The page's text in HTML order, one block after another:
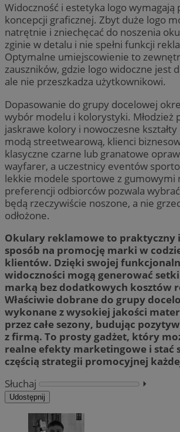
Widoczność i estetyka logo wymagają
koncepcji graficznej. Zbyt duże logo
natrętnie i zniechęcać do noszenia
zginie w detalu i nie spełni funkcji
Optymalne umiejscowienie to
zauszników, gdzie logo widoczne jest
ale nie przeszkadza użytkownikowi.
Dopasowanie do grupy docelowej
wybór modelu i kolorystyki. Młodzież
jaskrawe kolory i nowoczesne
modą streetwearową, klienci
klasyczne czarne lub granatowe
wayfarer, a uczestnicy eventów
lekkie modele sportowe z gumowymi
preferencji odbiorców pozwala
będą rzeczywiście noszone, a nie
odłożone.
Okulary reklamowe to praktyczny
sposób na promocję marki w
klientów. Dzięki swojej
widoczności mogą generować
marką bez dodatkowych kosztów
Właściwie dobrane do grupy
wykonane z wysokiej jakości
przez całe sezony, budując
z firmą. To prosty gadżet, który
realne efekty marketingowe i stać
częścią strategii promocyjnej
Słuchaj
⏵︎
Udostępnij